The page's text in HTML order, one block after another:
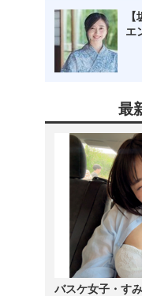
エ
最
バスケ女子・す